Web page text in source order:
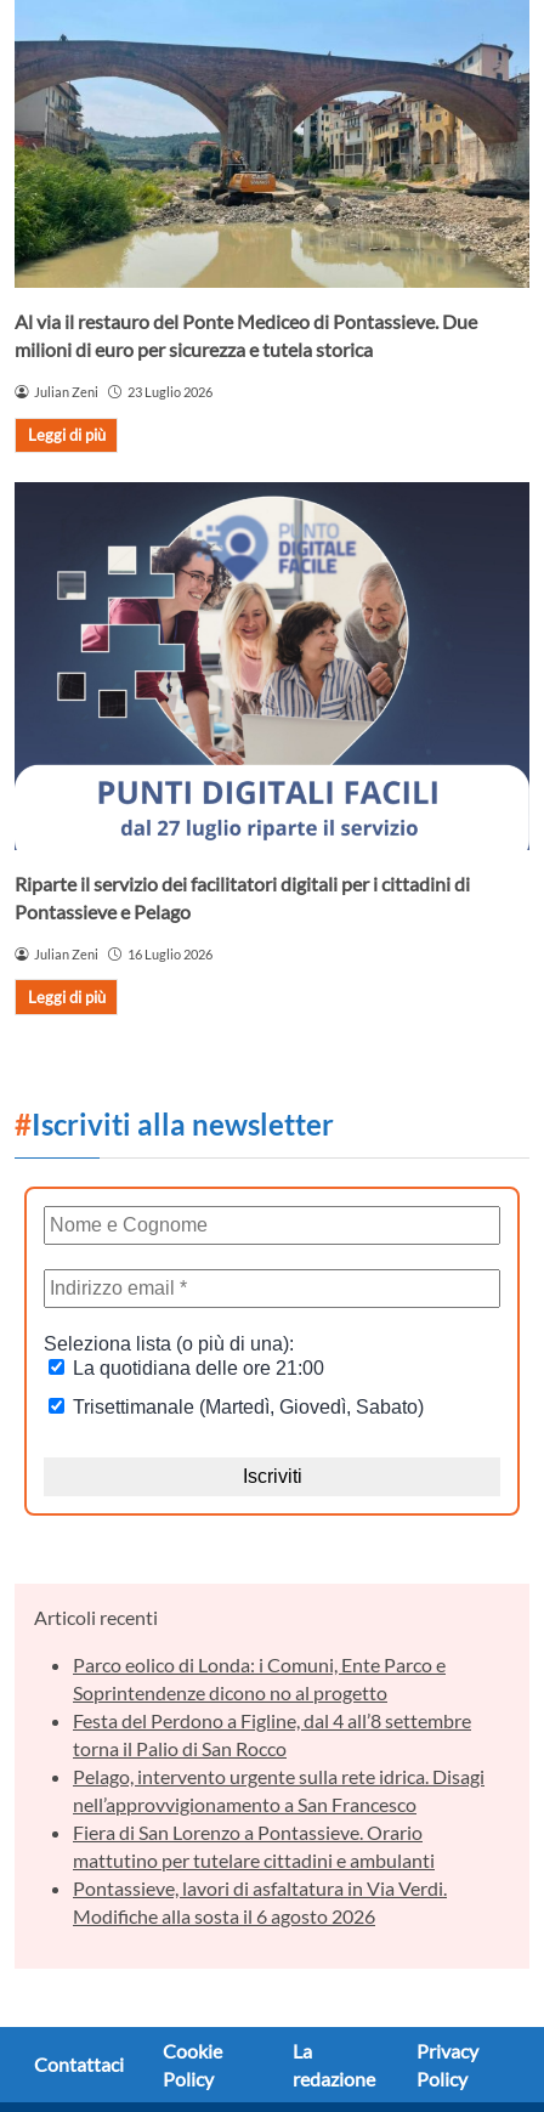
Al via il restauro del Ponte Mediceo di Pontassieve. Due
milioni di euro per sicurezza e tutela storica
Julian Zeni 23 Luglio 2026
Leggi di più
Riparte il servizio dei facilitatori digitali per i cittadini di
Pontassieve e Pelago
Julian Zeni 16 Luglio 2026
Leggi di più
#Iscriviti alla newsletter
Articoli recenti
Parco eolico di Londa: i Comuni, Ente Parco e
Soprintendenze dicono no al progetto
Festa del Perdono a Figline, dal 4 all’8 settembre
torna il Palio di San Rocco
Pelago, intervento urgente sulla rete idrica. Disagi
nell’approvvigionamento a San Francesco
Fiera di San Lorenzo a Pontassieve. Orario
mattutino per tutelare cittadini e ambulanti
Pontassieve, lavori di asfaltatura in Via Verdi.
Modifiche alla sosta il 6 agosto 2026
Contattaci
Cookie
Policy
La
redazione
Privacy
Policy